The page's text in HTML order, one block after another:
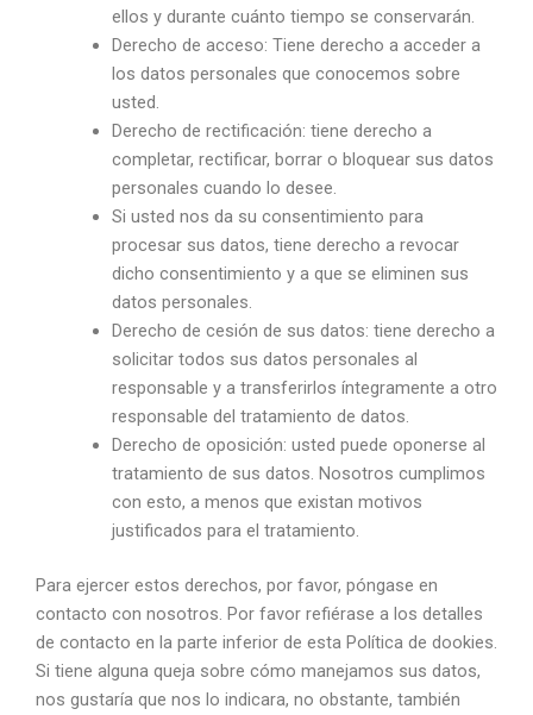
ellos y durante cuánto tiempo se conservarán.
Derecho de acceso: Tiene derecho a acceder a
los datos personales que conocemos sobre
usted.
Derecho de rectificación: tiene derecho a
completar, rectificar, borrar o bloquear sus datos
personales cuando lo desee.
Si usted nos da su consentimiento para
procesar sus datos, tiene derecho a revocar
dicho consentimiento y a que se eliminen sus
datos personales.
Derecho de cesión de sus datos: tiene derecho a
solicitar todos sus datos personales al
responsable y a transferirlos íntegramente a otro
responsable del tratamiento de datos.
Derecho de oposición: usted puede oponerse al
tratamiento de sus datos. Nosotros cumplimos
con esto, a menos que existan motivos
justificados para el tratamiento.
Para ejercer estos derechos, por favor, póngase en
contacto con nosotros. Por favor refiérase a los detalles
de contacto en la parte inferior de esta Política de dookies.
Si tiene alguna queja sobre cómo manejamos sus datos,
nos gustaría que nos lo indicara, no obstante, también